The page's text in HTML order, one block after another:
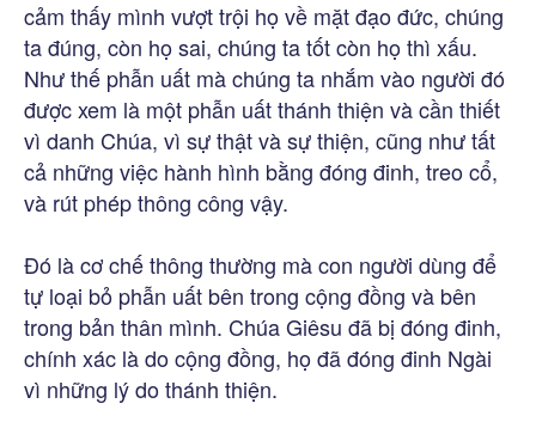
cảm thấy mình vượt trội họ về mặt đạo đức, chúng
ta đúng, còn họ sai, chúng ta tốt còn họ thì xấu.
Như thế phẫn uất mà chúng ta nhắm vào người đó
được xem là một phẫn uất thánh thiện và cần thiết
vì danh Chúa, vì sự thật và sự thiện, cũng như tất
cả những việc hành hình bằng đóng đinh, treo cổ,
và rút phép thông công vậy.
Đó là cơ chế thông thường mà con người dùng để
tự loại bỏ phẫn uất bên trong cộng đồng và bên
trong bản thân mình. Chúa Giêsu đã bị đóng đinh,
chính xác là do cộng đồng, họ đã đóng đinh Ngài
vì những lý do thánh thiện.